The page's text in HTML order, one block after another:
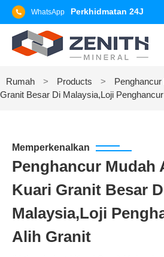
WhatsApp Perkhidmatan 24J
Rumah > Products >
Granit Besar Di Malaysia,Loji
Memperkenalkan
Penghancur Mudah
Kuari Granit Besar
Malaysia,Loji
Alih Granit